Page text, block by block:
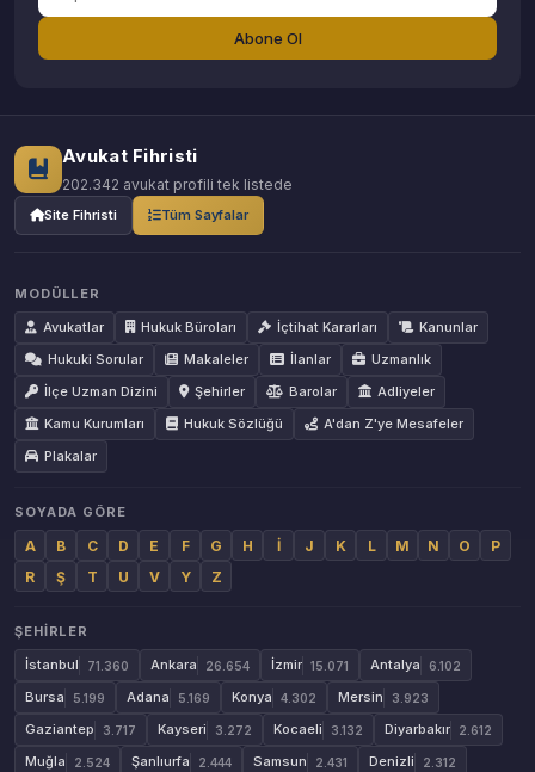
Abone Ol
Avukat Fihristi
202.342 avukat profili tek listede
Site Fihristi Tüm Sayfalar
MODÜLLER
Avukatlar
Hukuk Büroları İçtihat Kararları
Kanunlar
Hukuki Sorular
Makaleler İlanlar
Uzmanlık
İlçe Uzman Dizini
Şehirler Barolar
Adliyeler
Kamu Kurumları
Hukuk Sözlüğü
A'dan Z'ye Mesafeler
Plakalar
SOYADA GÖRE
A B C D E F G H İ J K L M N O
P
R
Ş T U V Y Z
ŞEHIRLER
İstanbul
71.360 Ankara 26.654 İzmir 15.071 Antalya 6.102
Bursa 5.199 Adana 5.169 Konya 4.302 Mersin 3.923
Gaziantep 3.717 Kayseri 3.272 Kocaeli 3.132 Diyarbakır 2.612
Muğla 2.524 Şanlıurfa 2.444 Samsun 2.431 Denizli 2.312